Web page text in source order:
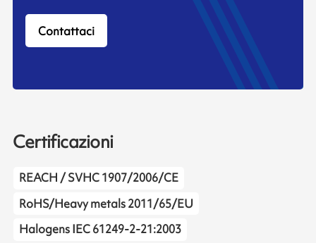
Contattaci
Certificazioni
REACH / SVHC 1907/2006/CE
RoHS/Heavy metals 2011/65/EU
Halogens IEC 61249-2-21:2003